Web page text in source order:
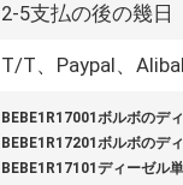
2-5支払の後の幾日
T/T、Paypal、
BEBE1R17001ボルボのデ
BEBE1R17201ボルボのデ
BEBE1R17101ディーゼル